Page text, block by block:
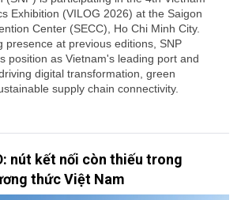
Exhibition (VILOG 2026) at the Saigon
Center (SECC), Ho Chi Minh City.
presence at previous editions, SNP
position as Vietnam's leading port and
digital transformation, green
supply chain connectivity.
nút kết nối còn thiếu trong
thức Việt Nam